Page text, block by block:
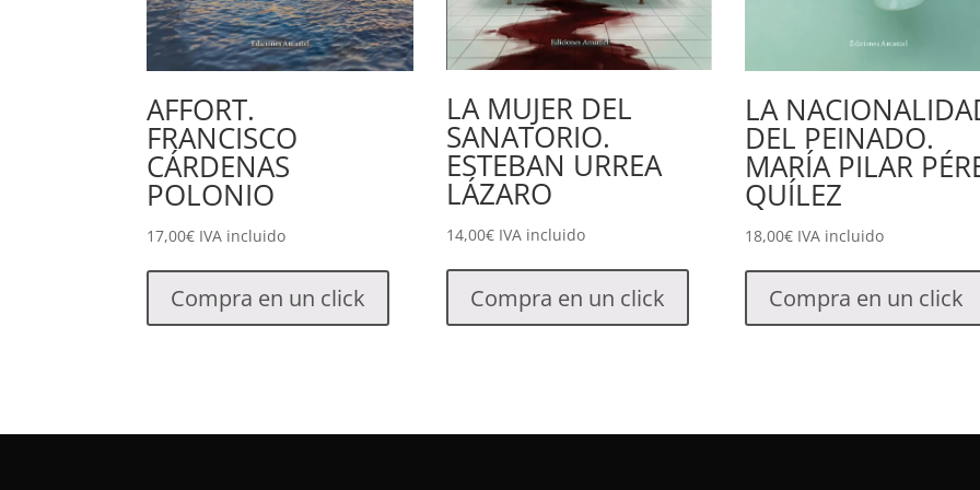
AFFORT.
FRANCISCO
CÁRDENAS
POLONIO
17,00€ IVA incluido
Compra en un click
LA MUJER DEL
SANATORIO.
ESTEBAN URREA
LÁZARO
14,00€ IVA incluido
Compra en un click
LA
DEL PEINADO.
MARÍA PILAR
QUÍLEZ
18,00€ IVA incluido
Compra en un click